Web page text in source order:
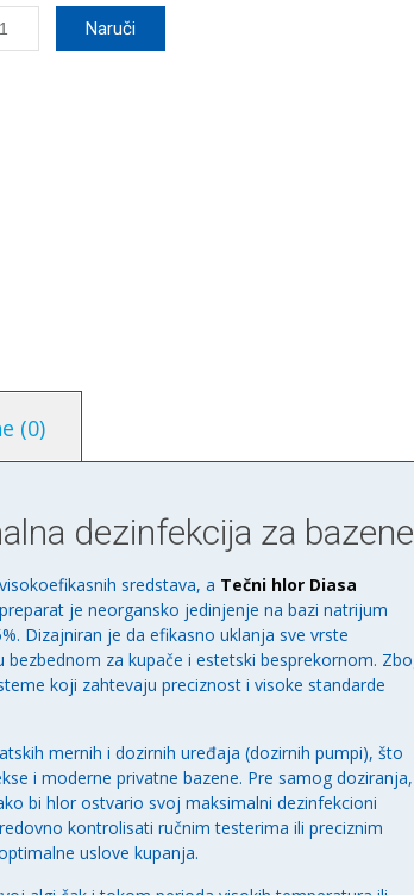
Diasa
Tečni
Naruči
(0)
dezinfekcija za bazene
sredstava, a Tečni hlor Diasa
je neorgansko jedinjenje na bazi natrijum
Dizajniran je da efikasno uklanja sve vrste
za kupače i estetski besprekornom.
koji zahtevaju preciznost i visoke standarde
mernih i dozirnih uređaja (dozirnih pumpi), što
i moderne privatne bazene. Pre samog doziranja,
bi hlor ostvario svoj maksimalni dezinfekcioni
kontrolisati ručnim testerima ili preciznim
uslove kupanja.